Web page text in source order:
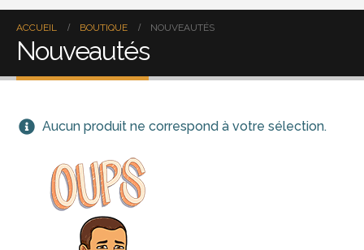
ACCUEIL BOUTIQUE NOUVEAUTÉS
Nouveautés
Aucun produit ne correspond à votre sélection.